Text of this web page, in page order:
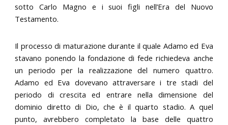
sotto Carlo Magno e i suoi figli nell’Era del Nuovo
Testamento.
Il processo di maturazione durante il quale Adamo ed Eva
stavano ponendo la fondazione di fede richiedeva anche
un periodo per la realizzazione del numero quattro.
Adamo ed Eva dovevano attraversare i tre stadi del
periodo di crescita ed entrare nella dimensione del
dominio diretto di Dio, che è il quarto stadio. A quel
punto, avrebbero completato la base delle quattro